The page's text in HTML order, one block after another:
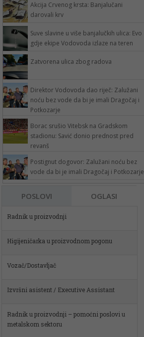
Akcija Crvenog krsta: Banjalučani
darovali krv
Suve slavine u više banjalučkih ulica: Evo
gdje ekipe Vodovoda izlaze na teren
Zatvorena ulica zbog radova
Direktor Vodovoda dao riječ: Zalužani
noću bez vode da bi je imali Dragočaj i
Potkozarje
Borac srušio Vitebsk na Gradskom
stadionu: Savić donio prednost pred
revanš
Postignut dogovor: Zalužani noću bez
vode da bi je imali Dragočaj i Potkozarje
POSLOVI OGLASI
Higijeničarka u proizvodnom pogonu
Vozač/Dostavljač
Izvršni asistent / Executive Assistant
Radnik u proizvodnji – pomoćni poslovi u
Spremačica